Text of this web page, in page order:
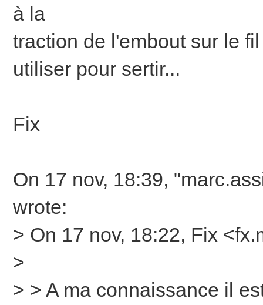
à la
traction de l'embout sur le
utiliser pour sertir...
Fix
On 17 nov, 18:39,
wrote:
> On 17 nov, 18:22, Fix
>
> > A ma connaissance il